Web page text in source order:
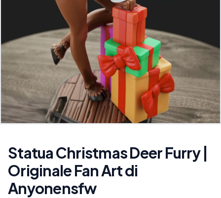
Statua Christmas Deer Furry |
Originale Fan Art di
Anyonensfw